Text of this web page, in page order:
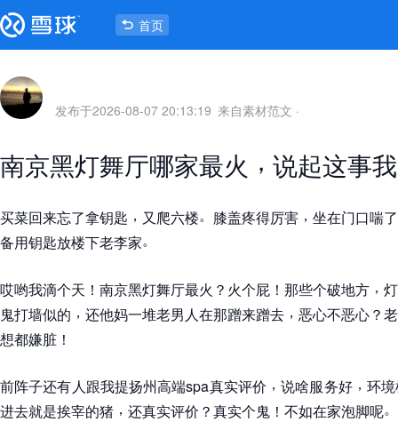
首页
发布于2026-08-07 20:13:19 来自素材范文 ·
南京黑灯舞厅哪家最火 ， 说起这事
买菜回来忘了拿钥匙 ， 又爬六楼。 膝盖疼得厉害 ， 坐在门口喘
备用钥匙放楼下老李家。
哎哟我滴个天 ！ 南京黑灯舞厅最火 ？ 火个屁 ！ 那些个破地方 ，
鬼打墙似的 ， 还他妈一堆老男人在那蹭来蹭去 ， 恶心不恶心？
想都嫌脏 ！
前阵子还有人跟我提扬州高端spa真实评价 ， 说啥服务好 ， 环
进去就是挨宰的猪 ， 还真实评价 ？真实个鬼 ！ 不如在家泡脚呢。